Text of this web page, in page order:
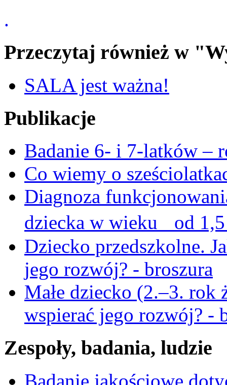
.
Przeczytaj również w
SALA jest ważna!
Publikacje
Badanie 6- i 7-latków –
Co wiemy o
Diagnoza
dziecka w wieku od 1,5
Dziecko przedszkolne.
jego rozwój? - broszura
Małe dziecko (2.–3. rok
wspierać jego rozwój? -
Zespoły, badania, ludzie
Badanie jakościowe